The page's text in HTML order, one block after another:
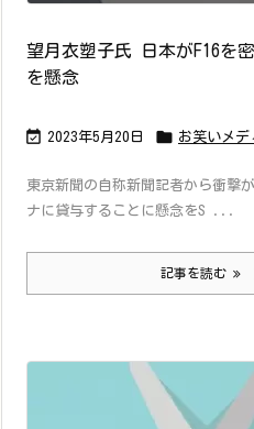
望月衣塑子氏 日本がF16を
を懸念
 2023年5月20日  お笑いメデ
東京新聞の自称新聞記者から衝撃
ナに貸与することに懸念をS ...
記事を読む